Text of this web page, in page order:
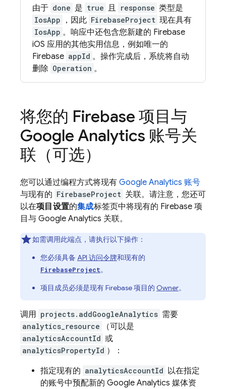
由于 done 是 true 且 response 类型是
IosApp ，因此 FirebaseProject 现在具有
IosApp 。响应中还包含您新建的 Firebase
iOS 应用的其他实用信息，例如唯一的
Firebase appId 。操作完成后，系统将自动
删除 Operation 。
将您的 Firebase 项目与
Google Analytics 账号关
联（可选）
您可以通过编程方式将现有 Google Analytics 账号
与现有的 FirebaseProject 关联。请注意，您还可
以在项目设置的集成标签页中将现有的 Firebase 项
目与 Google Analytics 关联。
如需调用此端点，请执行以下操作：
您必须具备 API 访问令牌和现有的
FirebaseProject。
项目成员必须是现有 Firebase 项目的 Owner。
调用 projects.addGoogleAnalytics 需要
analytics_resource （可以是
analyticsAccountId 或
analyticsPropertyId ）：
指定现有的 analyticsAccountId 以在指定
的账号中预配新的 Google Analytics 媒体资